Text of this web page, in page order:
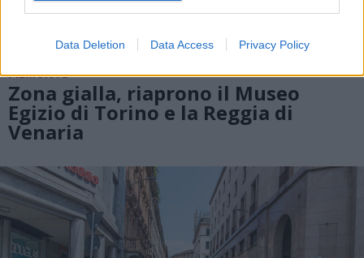
Data Deletion Data Access Privacy Policy
PIEMONTE
Zona gialla, riaprono il Museo
Egizio di Torino e la Reggia di
Venaria